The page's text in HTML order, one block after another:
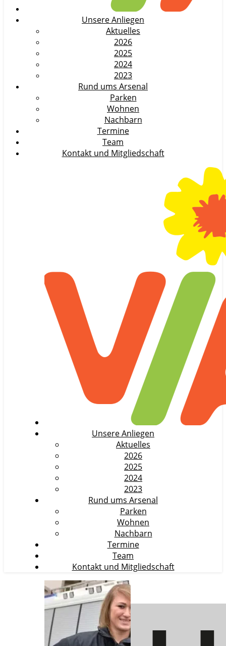
Unsere Anliegen
Aktuelles
2026
2025
2024
2023
Rund ums Arsenal
Parken
Wohnen
Nachbarn
Termine
Team
Kontakt und Mitgliedschaft
Unsere Anliegen
Aktuelles
2026
2025
2024
2023
Rund ums Arsenal
Parken
Wohnen
Nachbarn
Termine
Team
Kontakt und Mitgliedschaft